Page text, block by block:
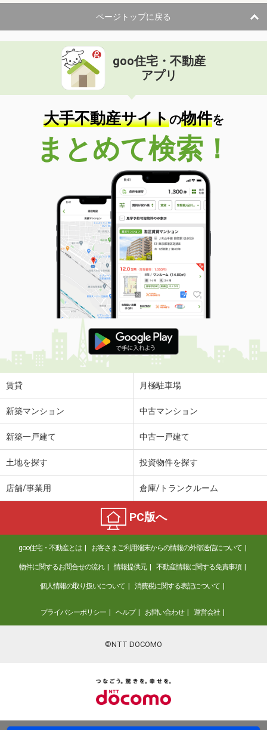
ページトップに戻る
goo住宅・不動産
アプリ
大手不動産サイトの物件を
まとめて検索！
賃貸 月極駐車場
新築マンション 中古マンション
新築一戸建て 中古一戸建て
土地を探す 投資物件を探す
店舗/事業用 倉庫/トランクルーム
PC版へ
goo住宅・不動産とは お客さまご利用端末からの情報の外部送信について
物件に関するお問合せの流れ 情報提供元 不動産情報に関する免責事項
個人情報の取り扱いについて 消費税に関する表記について
プライバシーポリシー ヘルプ お問い合わせ 運営会社
©NTT DOCOMO